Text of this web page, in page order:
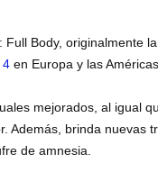
Body, originalmente
4en Europa y las Américas.
mejorados, al igual
Además, brinda nuevas
de amnesia.